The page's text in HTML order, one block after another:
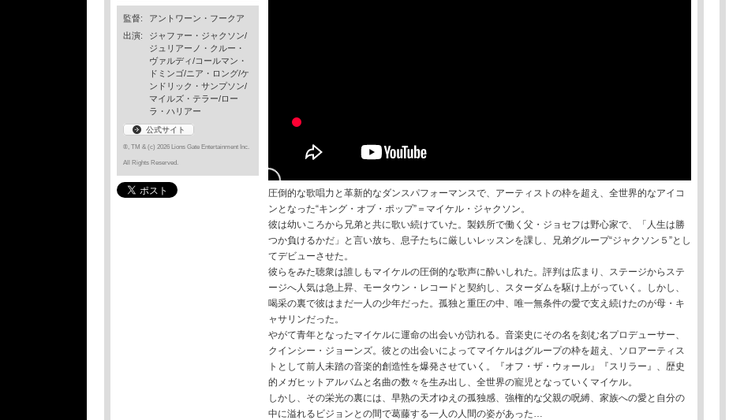
監督:
アントワーン・フークア
出演:
ジャファー・ジャクソン/
ジュリアーノ・クルー・
ヴァルディ/コールマン・
ドミンゴ/ニア・ロング/ケ
ンドリック・サンプソン/
マイルズ・テラー/ロー
ラ・ハリアー
公式サイト
®, TM & (c) 2026 Lions Gate Entertainment Inc.
All Rights Reserved.
圧倒的な歌唱力と革新的なダンスパフォーマンスで、アーティストの枠を超え、全世界的なアイコ
ンとなった“キング・オブ・ポップ”＝マイケル・ジャクソン。
彼は幼いころから兄弟と共に歌い続けていた。製鉄所で働く父・ジョセフは野心家で、「人生は勝
つか負けるかだ」と言い放ち、息子たちに厳しいレッスンを課し、兄弟グループ“ジャクソン５”とし
てデビューさせた。
彼らをみた聴衆は誰しもマイケルの圧倒的な歌声に酔いしれた。評判は広まり、ステージからステ
ージへ人気は急上昇、モータウン・レコードと契約し、スターダムを駆け上がっていく。しかし、
喝采の裏で彼はまだ一人の少年だった。孤独と重圧の中、唯一無条件の愛で支え続けたのが母・キ
ャサリンだった。
やがて青年となったマイケルに運命の出会いが訪れる。音楽史にその名を刻む名プロデューサー、
クインシー・ジョーンズ。彼との出会いによってマイケルはグループの枠を超え、ソロアーティス
トとして前人未踏の音楽的創造性を爆発させていく。『オフ・ザ・ウォール』『スリラー』、歴史
的メガヒットアルバムと名曲の数々を生み出し、全世界の寵児となっていくマイケル。
しかし、その栄光の裏には、早熟の天才ゆえの孤独感、強権的な父親の呪縛、家族への愛と自分の
中に溢れるビジョンとの間で葛藤する一人の人間の姿があった…